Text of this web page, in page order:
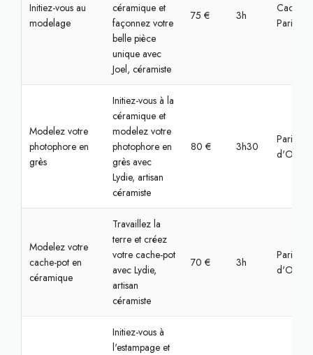
Initiez-vous au
modelage
céramique et
façonnez votre
belle pièce
unique avec
Joel, céramiste
75 € 3h
Cachan,
Paris
Modelez votre
photophore en
grès
Initiez-vous à la
céramique et
modelez votre
photophore en
grès avec
Lydie, artisan
céramiste
80 € 3h30
Paris,
d'Oise
Modelez votre
cache-pot en
céramique
Travaillez la
terre et créez
votre cache-pot
avec Lydie,
artisan
céramiste
70 € 3h
Paris,
d'Oise
Initiez-vous à
l'estampage et